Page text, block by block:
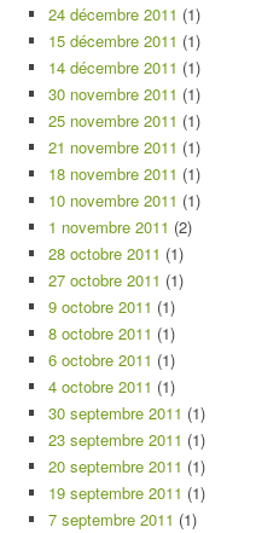
24 décembre 2011 (1)
15 décembre 2011 (1)
14 décembre 2011 (1)
30 novembre 2011 (1)
25 novembre 2011 (1)
21 novembre 2011 (1)
18 novembre 2011 (1)
10 novembre 2011 (1)
1 novembre 2011 (2)
28 octobre 2011 (1)
27 octobre 2011 (1)
9 octobre 2011 (1)
8 octobre 2011 (1)
6 octobre 2011 (1)
4 octobre 2011 (1)
30 septembre 2011 (1)
23 septembre 2011 (1)
20 septembre 2011 (1)
19 septembre 2011 (1)
7 septembre 2011 (1)